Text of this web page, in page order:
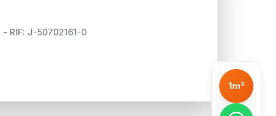
RIF: J-50702161-0
1m²